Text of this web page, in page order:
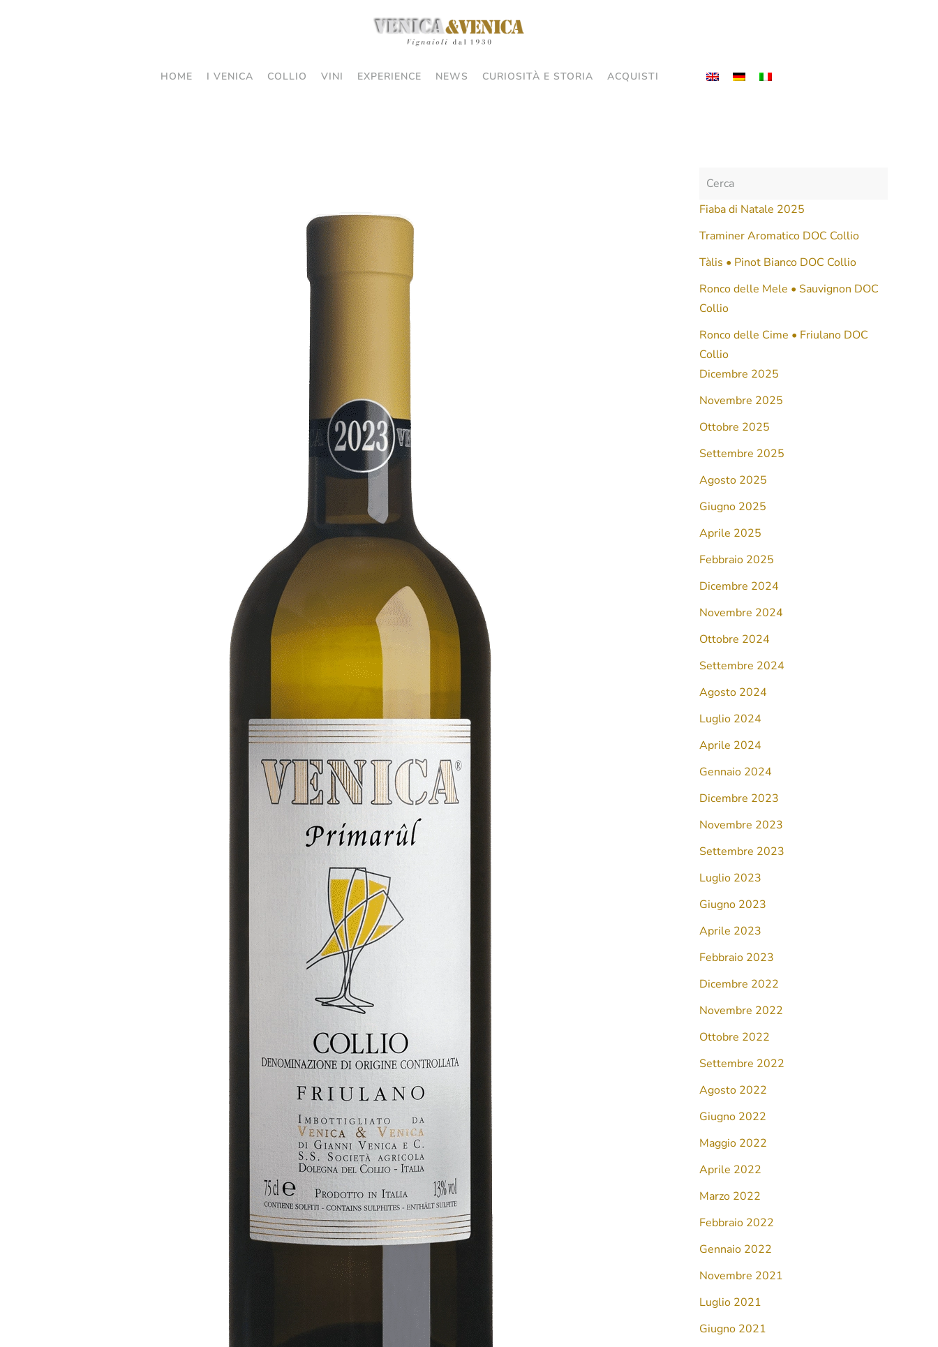
HOME I VENICA COLLIO VINI EXPERIENCE NEWS CURIOSITÀ E STORIA ACQUISTI
Fiaba di Natale 2025
Traminer Aromatico DOC Collio
Tàlis • Pinot Bianco DOC Collio
Ronco delle Mele • Sauvignon DOC
Collio
Ronco delle Cime • Friulano DOC
Collio
Dicembre 2025
Novembre 2025
Ottobre 2025
Settembre 2025
Agosto 2025
Giugno 2025
Aprile 2025
Febbraio 2025
Dicembre 2024
Novembre 2024
Ottobre 2024
Settembre 2024
Agosto 2024
Luglio 2024
Aprile 2024
Gennaio 2024
Dicembre 2023
Novembre 2023
Settembre 2023
Luglio 2023
Giugno 2023
Aprile 2023
Febbraio 2023
Dicembre 2022
Novembre 2022
Ottobre 2022
Settembre 2022
Agosto 2022
Giugno 2022
Maggio 2022
Aprile 2022
Marzo 2022
Febbraio 2022
Gennaio 2022
Novembre 2021
Luglio 2021
Giugno 2021